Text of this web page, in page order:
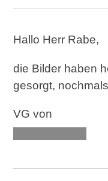
Hallo Herr Rabe,
die Bilder haben
gesorgt,
VG von